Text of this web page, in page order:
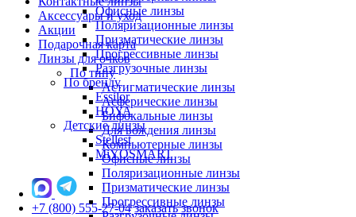
Аксессуары и уход
Акции
Подарочная карта
Линзы для очков
По типу
Астигматические линзы
Асферические линзы
Бифокальные линзы
Для вождения линзы
Компьютерные линзы
Офисные линзы
Поляризационные линзы
Призматические линзы
Прогрессивные линзы
Офисные линзы
Поляризационные линзы
Призматические линзы
Прогрессивные линзы
Разгрузочные линзы
По бренду
Essilor
HOYA
Детские линзы
Stellest
MiYOSMART
+7 (800) 555-27-04 заказать звонок